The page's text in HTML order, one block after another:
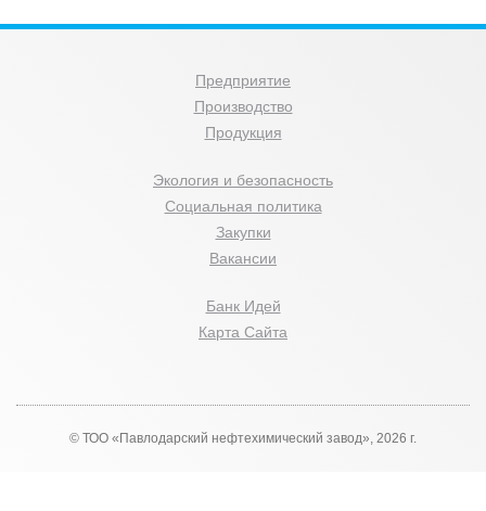
Предприятие
Производство
Продукция
Экология и безопасность
Социальная политика
Закупки
Вакансии
Банк Идей
Карта Сайта
© ТОО «Павлодарский нефтехимический завод», 2026 г.